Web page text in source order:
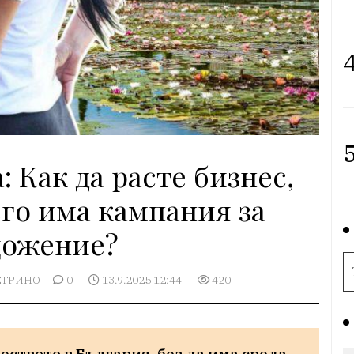
да расте бизнес,
има кампания за
0 13.9.2025 12:44 420